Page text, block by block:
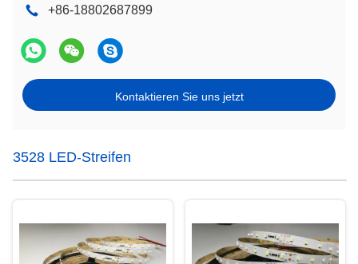
+86-18802687899
Kontaktieren Sie uns jetzt
3528 LED-Streifen